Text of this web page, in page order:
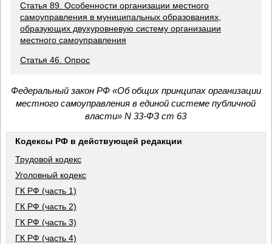
Статья 89. Особенности организации местного
самоуправления в муниципальных образованиях,
образующих двухуровневую систему организации
местного самоуправления
Статья 46. Опрос
Федеральный закон РФ «Об общих принципах организации
местного самоуправления в единой системе публичной
власти» N 33-ФЗ ст 63
Кодексы РФ в действующей редакции
Трудовой кодекс
Уголовный кодекс
ГК РФ (часть 1)
ГК РФ (часть 2)
ГК РФ (часть 3)
ГК РФ (часть 4)